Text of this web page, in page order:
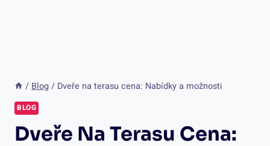
/ Blog / Dveře na terasu cena: Nabídky a možnosti
BLOG
Dveře Na Terasu Cena: